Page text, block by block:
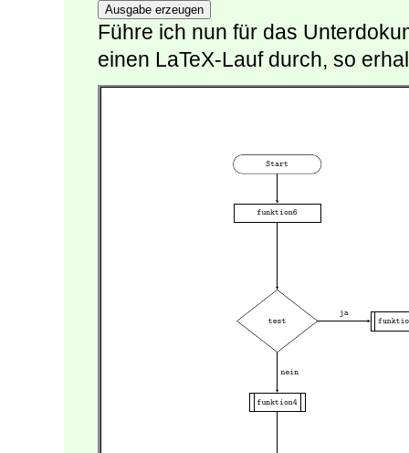
Ausgabe erzeugen
Führe ich nun für das
einen LaTeX-Lauf durch, so